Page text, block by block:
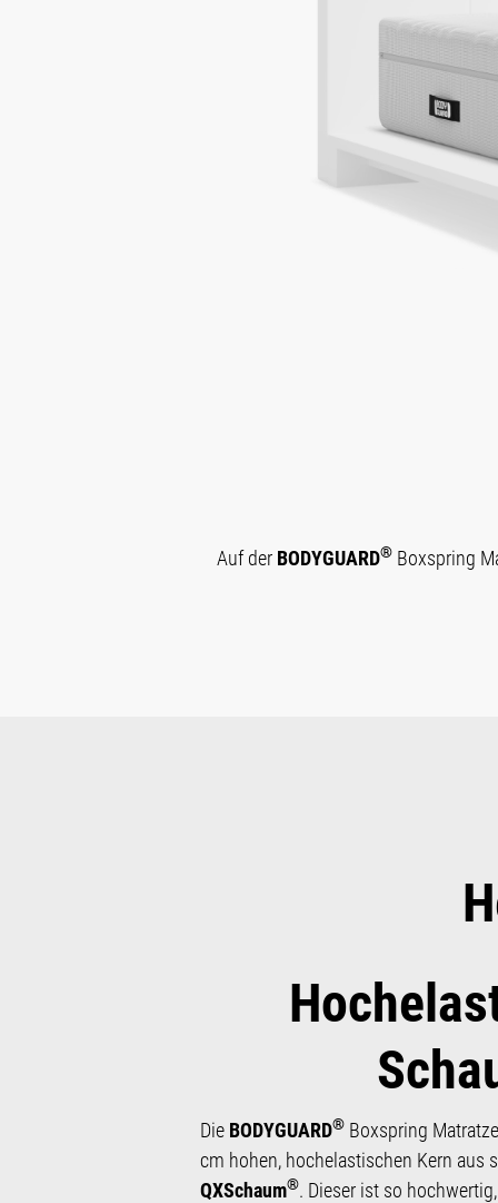
Auf der BODYGUARD® Boxspring
Die BODYGUARD® Boxspring
cm hohen, hoch­elastischen Kern aus
QXSchaum®. Dieser ist so